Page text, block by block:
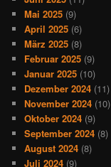
Mai 2025 (9)
April 2025 (6)
März 2025 (8)
Februar 2025 (9)
Januar 2025 (10)
Dezember 2024 (11)
November 2024 (10)
Oktober 2024 (9)
September 2024 (8)
August 2024 (8)
Juli 2024 (9)